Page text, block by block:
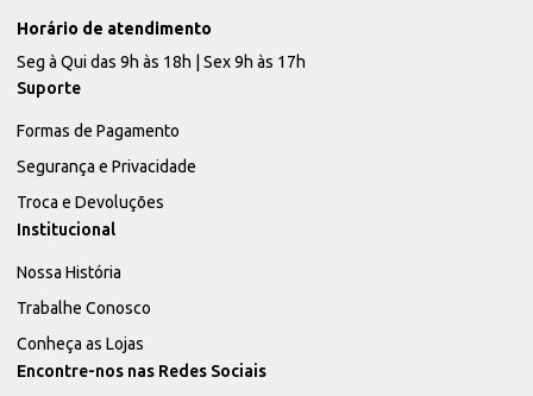
Horário de atendimento
Seg à Qui das 9h às 18h | Sex 9h às 17h
Suporte
Formas de Pagamento
Segurança e Privacidade
Troca e Devoluções
Institucional
Nossa História
Trabalhe Conosco
Conheça as Lojas
Encontre-nos nas Redes Sociais